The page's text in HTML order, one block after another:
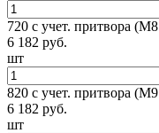
720 с учет. притвора (М8
6 182 руб.
шт
820 с учет. притвора (М9
6 182 руб.
шт